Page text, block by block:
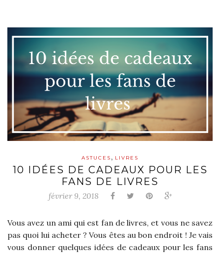
ASTUCES , LIVRES
10 IDÉES DE CADEAUX POUR LES
FANS DE LIVRES
février 9, 2018
Vous avez un ami qui est fan de livres, et vous ne savez
pas quoi lui acheter ? Vous êtes au bon endroit ! Je vais
vous donner quelques idées de cadeaux pour les fans